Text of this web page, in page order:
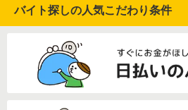
バイト探しの人気こだわり条件